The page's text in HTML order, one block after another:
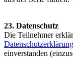
23. Datenschutz
Die Teilnehmer
einverstanden